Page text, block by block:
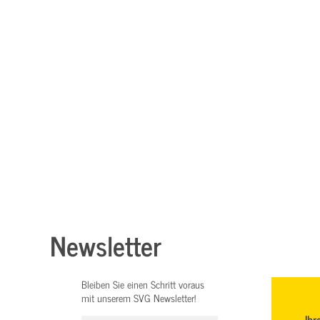
Newsletter
Bleiben Sie einen Schritt voraus
mit unserem SVG Newsletter!